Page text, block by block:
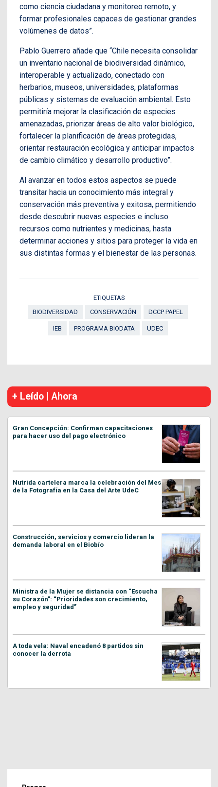
como ciencia ciudadana y monitoreo remoto, y
formar profesionales capaces de gestionar grandes
volúmenes de datos”.
Pablo Guerrero añade que “Chile necesita consolidar
un inventario nacional de biodiversidad dinámico,
interoperable y actualizado, conectado con
herbarios, museos, universidades, plataformas
públicas y sistemas de evaluación ambiental. Esto
permitiría mejorar la clasificación de especies
amenazadas, priorizar áreas de alto valor biológico,
fortalecer la planificación de áreas protegidas,
orientar restauración ecológica y anticipar impactos
de cambio climático y desarrollo productivo”.
Al avanzar en todos estos aspectos se puede
transitar hacia un conocimiento más integral y
conservación más preventiva y exitosa, permitiendo
desde descubrir nuevas especies e incluso
recursos como nutrientes y medicinas, hasta
determinar acciones y sitios para proteger la vida en
sus distintas formas y el bienestar de las personas.
ETIQUETAS
BIODIVERSIDAD
CONSERVACIÓN DCCP PAPEL
IEB PROGRAMA BIODATA UDEC
+ Leído | Ahora
Gran Concepción: Confirman capacitaciones
para hacer uso del pago electrónico
Nutrida cartelera marca la celebración del Mes
de la Fotografía en la Casa del Arte UdeC
Construcción, servicios y comercio lideran la
demanda laboral en el Biobío
Ministra de la Mujer se distancia con “Escucha
su Corazón”: “Prioridades son crecimiento,
empleo y seguridad”
A toda vela: Naval encadenó 8 partidos sin
conocer la derrota